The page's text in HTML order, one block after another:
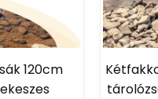
120cm